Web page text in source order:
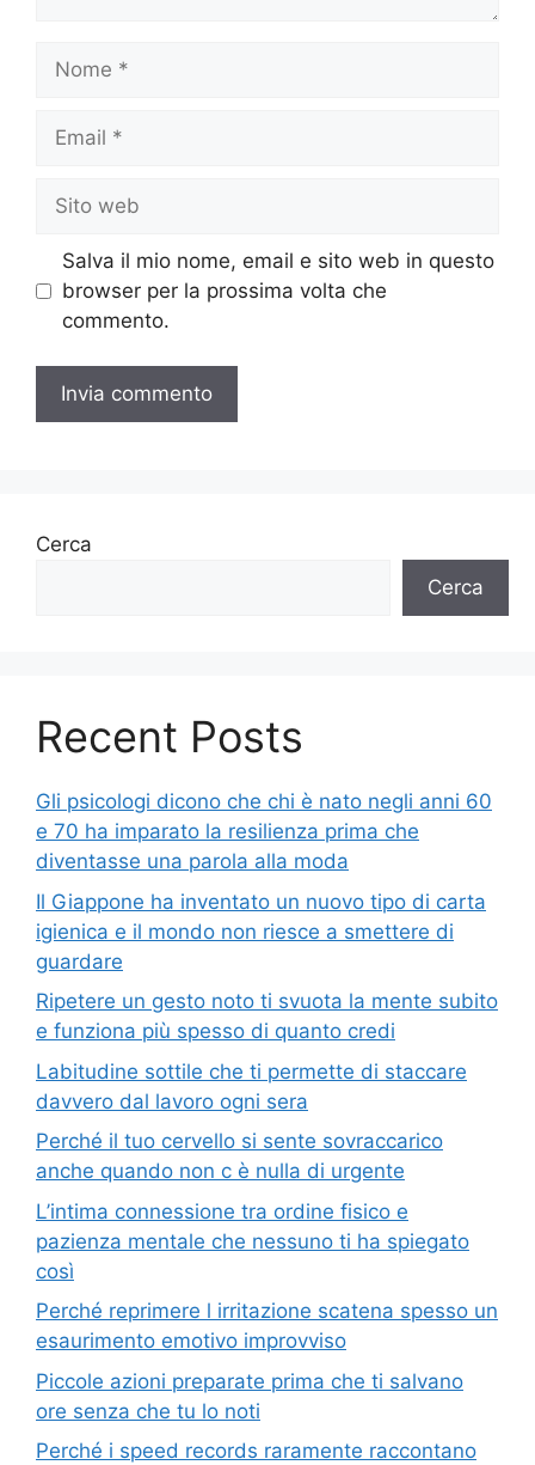
web
Salva il mio nome, email e sito web in questo
browser per la prossima volta che
commento.
Cerca
Cerca
Recent Posts
Gli psicologi dicono che chi è nato negli anni 60
e 70 ha imparato la resilienza prima che
diventasse una parola alla moda
Il Giappone ha inventato un nuovo tipo di carta
igienica e il mondo non riesce a smettere di
guardare
Ripetere un gesto noto ti svuota la mente subito
e funziona più spesso di quanto credi
Labitudine sottile che ti permette di staccare
davvero dal lavoro ogni sera
Perché il tuo cervello si sente sovraccarico
anche quando non c è nulla di urgente
L’intima connessione tra ordine fisico e
pazienza mentale che nessuno ti ha spiegato
così
Perché reprimere l irritazione scatena spesso un
esaurimento emotivo improvviso
Piccole azioni preparate prima che ti salvano
ore senza che tu lo noti
Perché i speed records raramente raccontano